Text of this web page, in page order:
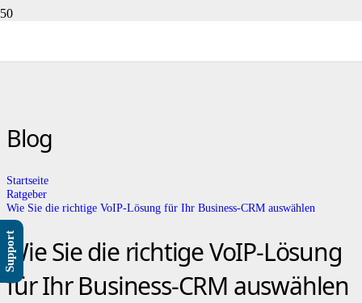
Blog
Startseite
Ratgeber
Wie Sie die richtige VoIP-Lösung für Ihr Business-CRM auswählen
Wie Sie die richtige VoIP-Lösung
für Ihr Business-CRM auswählen
Support